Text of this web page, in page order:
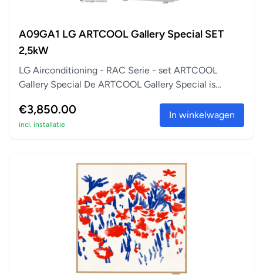
A09GA1 LG ARTCOOL Gallery Special SET
2,5kW
LG Airconditioning - RAC Serie - set ARTCOOL
Gallery Special De ARTCOOL Gallery Special is
€3,850.00
incl. installatie
In winkelwagen